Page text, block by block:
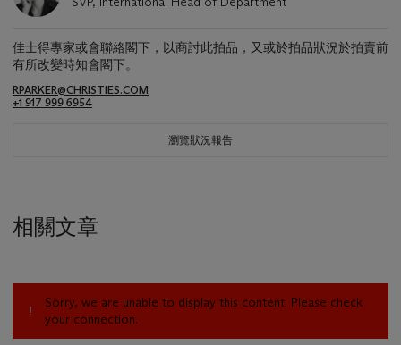
佳士得專家或會聯絡閣下，以商討此拍品，又或於拍品狀況於拍賣前
有所改變時知會閣下。
RPARKER@CHRISTIES.COM
+1 917 999 6954
瀏覽狀況報告
相關文章
Sorry, we are unable to display this content. Please check
your connection.